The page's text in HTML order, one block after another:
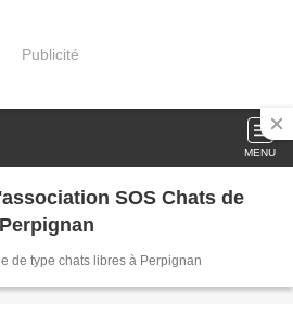
Publicité
MENU
SOS Chats de
de type chats libres à Perpignan